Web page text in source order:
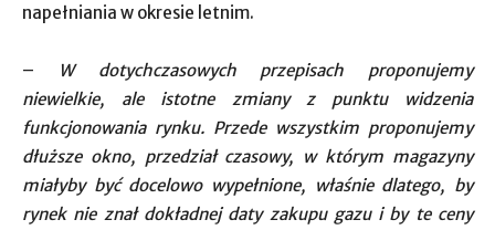
napełniania w okresie letnim.
– W dotychczasowych przepisach proponujemy
niewielkie, ale istotne zmiany z punktu widzenia
funkcjonowania rynku. Przede wszystkim proponujemy
dłuższe okno, przedział czasowy, w którym magazyny
miałyby być docelowo wypełnione, właśnie dlatego, by
rynek nie znał dokładnej daty zakupu gazu i by te ceny